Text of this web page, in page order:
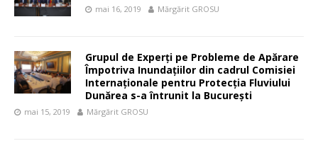
mai 16, 2019 Mărgărit GROSU
Grupul de Experți pe Probleme de Apărare
Împotriva Inundațiilor din cadrul Comisiei
Internaționale pentru Protecția Fluviului
Dunărea s-a întrunit la București
mai 15, 2019 Mărgărit GROSU